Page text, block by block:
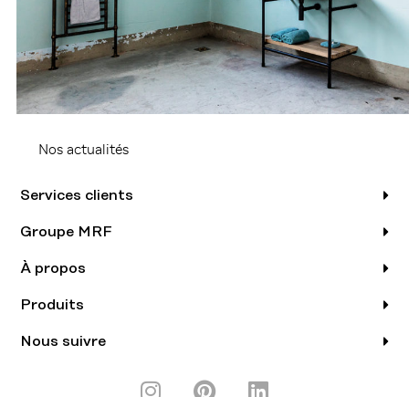
Nos actualités
Services clients
Groupe MRF
À propos
Produits
Nous suivre
I P L